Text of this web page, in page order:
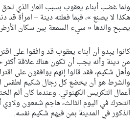
ولما غضب أبناء يعقوب بسبب العار الذي لحق
هكذا لا يصنع »، فبما فعلته دينة – امرأة
يصبح والدها « سيء السمعة بين سكان
كانوا يبدو أن أبناء يعقوب قد وافقوا على
من دينة وأنه يجب أن تكون هناك علاقة أكثر
وأهل شكيم، فقد قالوا إنهم يوافقون على
والشرط هو أن يخضع كل رجال شكيم لطقس
أعمال التكريس الكهنوتي. وعندما كان ألم
التحرك في اليوم الثالث، هاجم شمعون
الذكور في المدينة بمن فيهم شكيم نفسه.